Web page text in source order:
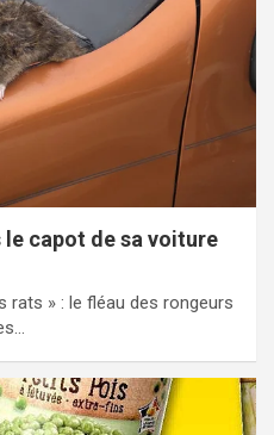
le capot de sa voiture
rats » : le fléau des rongeurs